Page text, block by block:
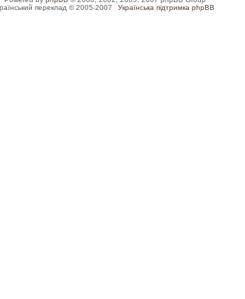
переклад © 2005-2007
Українська підтримка phpBB